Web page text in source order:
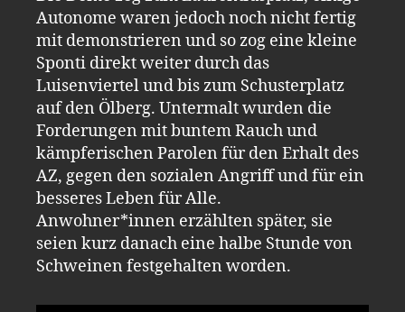
Autonome waren jedoch noch nicht fertig
mit demonstrieren und so zog eine kleine
Sponti direkt weiter durch das
Luisenviertel und bis zum Schusterplatz
auf den Ölberg. Untermalt wurden die
Forderungen mit buntem Rauch und
kämpferischen Parolen für den Erhalt des
AZ, gegen den sozialen Angriff und für ein
besseres Leben für Alle.
Anwohner*innen erzählten später, sie
seien kurz danach eine halbe Stunde von
Schweinen festgehalten worden.